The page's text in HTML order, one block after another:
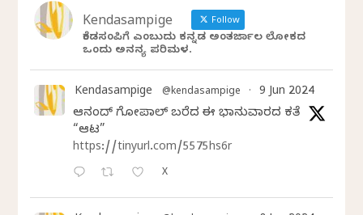
Kendasampige Follow
ಕೆಂಡಸಂಪಿಗೆ ಎಂಬುದು ಕನ್ನಡ ಅಂತರ್ಜಾಲ ಲೋಕದ
ಒಂದು ಅನನ್ಯ ಪರಿಮಳ.
Kendasampige @kendasampige · 9 Jun 2024
ಆನಂದ್‌ ಗೋಪಾಲ್‌ ಬರೆದ ಈ ಭಾನುವಾರದ ಕತೆ
“ಆಟ”
https://tinyurl.com/5575hs6r
X